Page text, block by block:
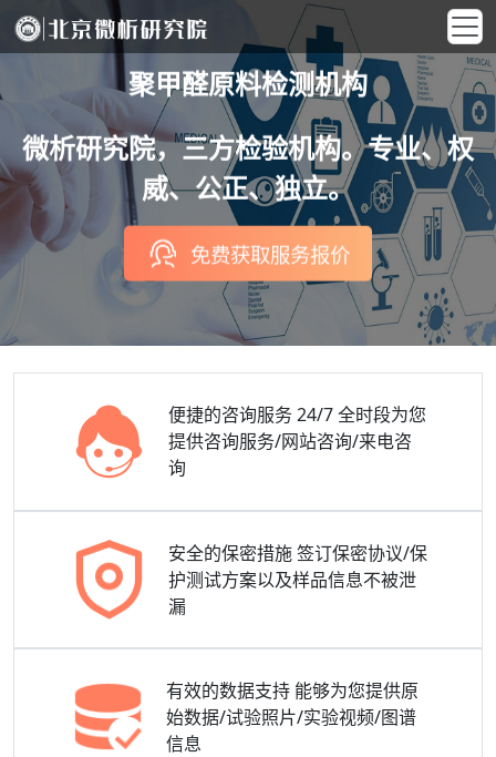
聚甲醛原料检测机构
微析研究院，三方检验机构。专业、权
威、公正、独立。
免费获取服务报价
便捷的咨询服务24/7 全时段为您
提供咨询服务/网站咨询/来电咨
询
安全的保密措施 签订保密协议/保
护测试方案以及样品信息不被泄
漏
有效的数据支持 能够为您提供原
始数据/试验照片/实验视频/图谱
信息